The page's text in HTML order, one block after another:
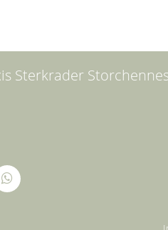
Sterkrader